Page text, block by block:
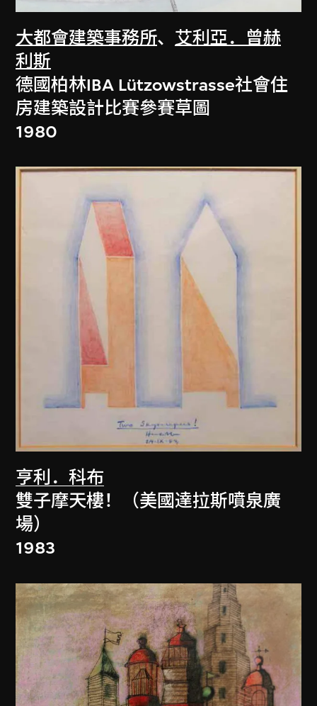
大都會建築事務所、 艾利亞．曾赫
利斯
德國柏林IBA Lützowstrasse社會住
房建築設計比賽參賽草圖
1980
亨利．科布
雙子摩天樓！（美國達拉斯噴泉廣
場）
1983